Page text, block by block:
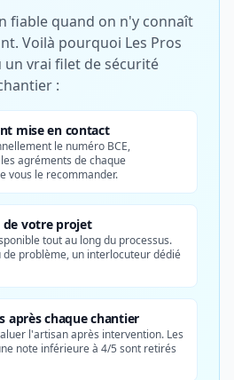
fiable quand on n'y connaît
Voilà pourquoi Les Pros
un vrai filet de sécurité
:
mise en contact
le numéro BCE,
agréments de chaque
vous le recommander.
de votre projet
tout au long du processus.
de problème, un interlocuteur dédié
après chaque chantier
l'artisan après intervention. Les
note inférieure à 4/5 sont retirés